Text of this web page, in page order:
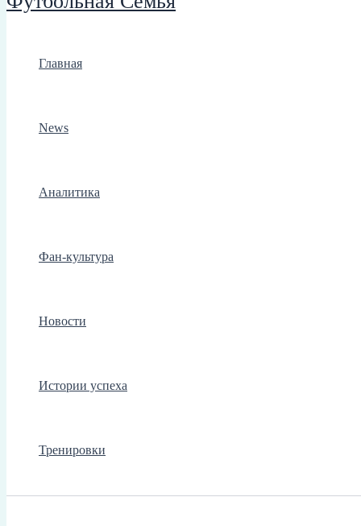
Главная
News
Аналитика
Фан-культура
Новости
Истории успеха
Тренировки